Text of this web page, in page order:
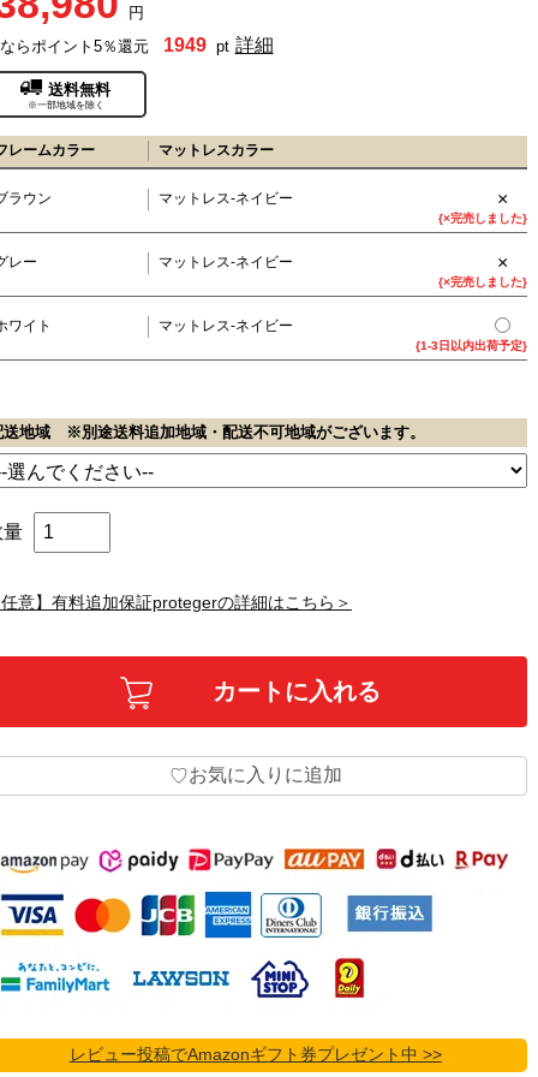
円
らポイント5％還元
1949 pt 詳細
送料無料
※一部地域を除く
レームカラー マットレスカラー
ラウン マットレス-ネイビー ×
{×完売しました}
レー マットレス-ネイビー ×
{×完売しました}
ワイト マットレス-ネイビー
{1-3日以内出荷予定}
送地域 ※別途送料追加地域・配送不可地域がございます。
量
意】有料追加保証protegerの詳細はこちら＞
♡お気に入りに追加
レビュー投稿でAmazonギフト券プレゼント中 >>